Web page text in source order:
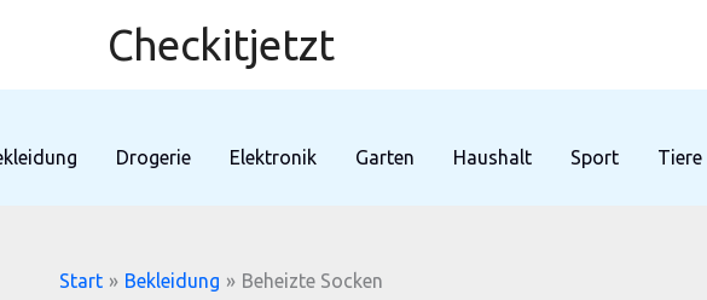
Checkitjetzt
Drogerie Elektronik Garten Haushalt Sport Tiere
Start Bekleidung Beheizte Socken